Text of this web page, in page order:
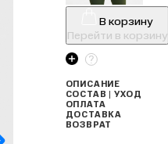
В корзину
Перейти в корзину
ОПИСАНИЕ
СОСТАВ | УХОД
ОПЛАТА
ДОСТАВКА
ВОЗВРАТ